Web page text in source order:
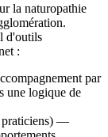
la naturopathie
d'outils
:
par
une logique de
praticiens) —